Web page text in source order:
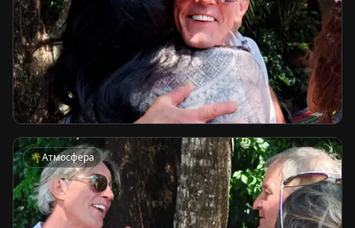
🌴Атмосфера